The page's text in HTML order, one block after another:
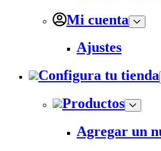
Mi cuenta
Ajustes
Configura tu tienda
Productos
Agregar un